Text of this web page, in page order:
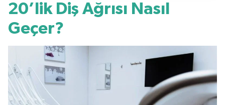
20’lik Diş Ağrısı Nasıl
Geçer?